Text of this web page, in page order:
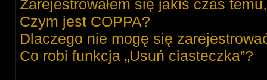
Zarejestrowałem się jakiś czas
Czym jest COPPA?
Dlaczego nie mogę się
Co robi funkcja „Usuń ciasteczka”?